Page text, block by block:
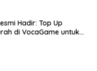
Hadir: Top Up
di VocaGame untuk